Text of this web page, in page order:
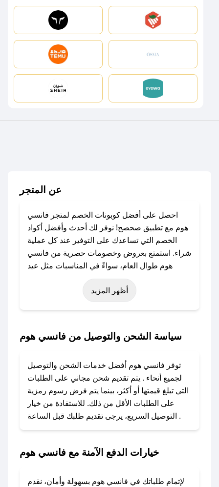
عن المتجر
احصل على أفضل كوبونات الخصم لمتجر فانسي
هوم مع تطبيق صحصح! نوفر لك أحدث وأفضل أكواد
الخصم التي تساعدك على التوفير عند كل عملية
شراء. استمتع بعروض وخصومات حصرية من فانسي
هوم طوال العام، سواءً في المناسبات مثل عيد
الفطر، عيد الأضحى، الجمعة البيضاء (شهر نوفمبر)،
رمضان، اليوم الوطني، يوم التأسيس، أو حتى عروض
باستخدام تطبيق صحصح، يمكنك العثور بسهولة على
تواصل معنا عبر تويتر أو البريد الإلكتروني لإضافته
بسرعة.
### كيفية استخدام كود خصم فانسي هوم؟
1. انسخ كود الخصم من تطبيق صحصح.
2. الصقه في خانة الدفع عند التسوق من فانسي
لا تقلق! يمكنك التواصل مع فريق دعم صحصح عبر
أظهر المزيد
سياسة الشحن والتوصيل من فانسي هوم
توفر فانسي هوم أفضل خدمات الشحن والتوصيل
لجميع أنحاء . يتم تقديم شحن مجاني على الطلبات
التي تبلغ قيمتها أو أكثر، بينما يتم فرض رسوم رمزية
على الطلبات الأقل من ذلك. للاستفادة من خيار
التوصيل السريع، يرجى تقديم طلبك قبل الساعة .
خيارات الدفع الآمنة مع فانسي هوم
لإتمام طلباتك في فانسي هوم بسهولة وأمان، نقدم